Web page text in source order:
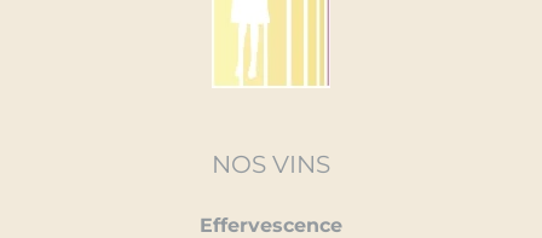
NOS VINS
Effervescence